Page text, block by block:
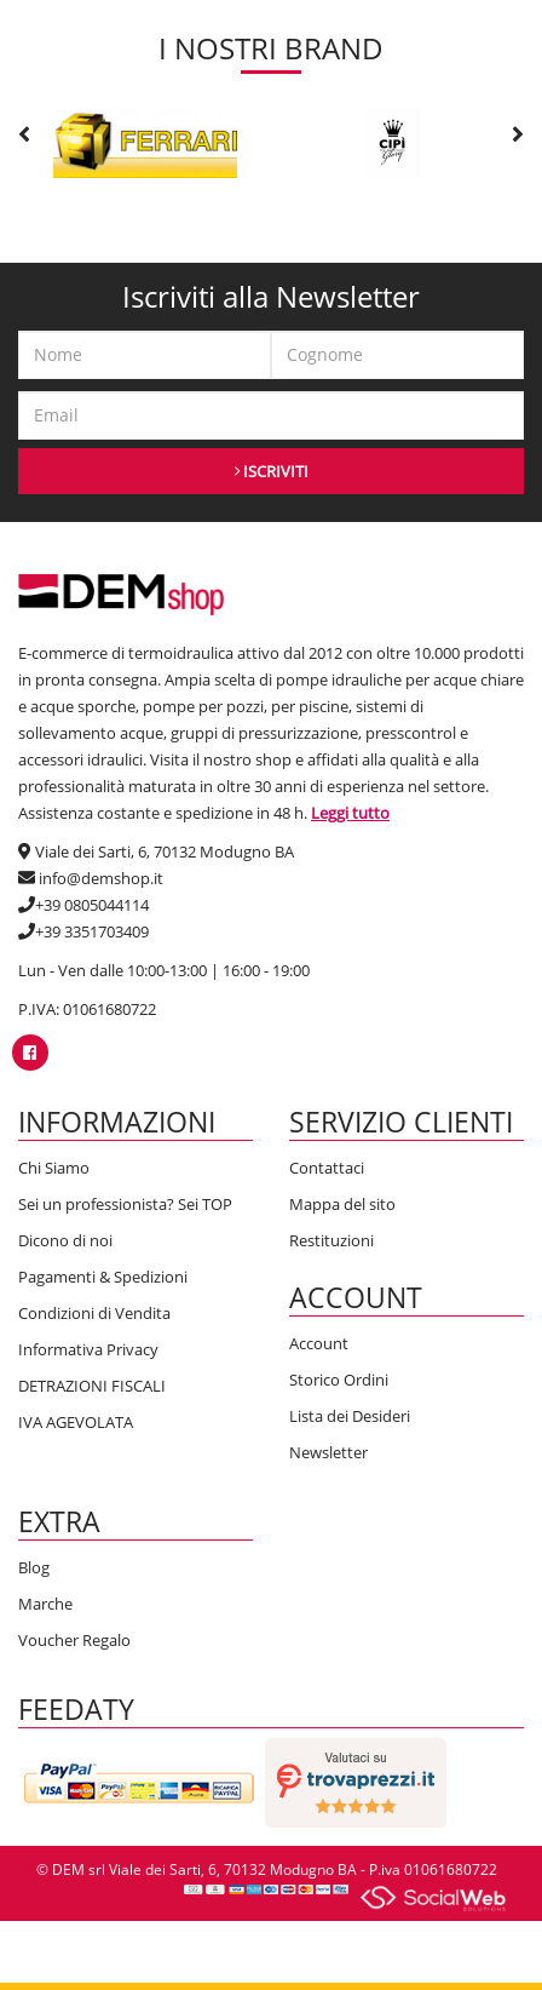
I NOSTRI BRAND
Iscriviti alla Newsletter
ISCRIVITI
E-commerce di termoidraulica attivo dal 2012 con oltre 10.000 prodotti
in pronta consegna. Ampia scelta di pompe idrauliche per acque chiare
e acque sporche, pompe per pozzi, per piscine, sistemi di
sollevamento acque, gruppi di pressurizzazione, presscontrol e
accessori idraulici. Visita il nostro shop e affidati alla qualità e alla
professionalità maturata in oltre 30 anni di esperienza nel settore.
Assistenza costante e spedizione in 48 h. Leggi tutto
Viale dei Sarti, 6, 70132 Modugno BA
info@demshop.it
+39 0805044114
+39 3351703409
Lun - Ven dalle 10:00-13:00 | 16:00 - 19:00
P.IVA: 01061680722
INFORMAZIONI
Chi Siamo
Sei un professionista? Sei TOP
Dicono di noi
Pagamenti & Spedizioni
Condizioni di Vendita
Informativa Privacy
DETRAZIONI FISCALI
IVA AGEVOLATA
SERVIZIO CLIENTI
Contattaci
Mappa del sito
Restituzioni
ACCOUNT
Account
Storico Ordini
Lista dei Desideri
Newsletter
EXTRA
Blog
Marche
Voucher Regalo
FEEDATY
© DEM srl Viale dei Sarti, 6, 70132 Modugno BA - P.iva 01061680722